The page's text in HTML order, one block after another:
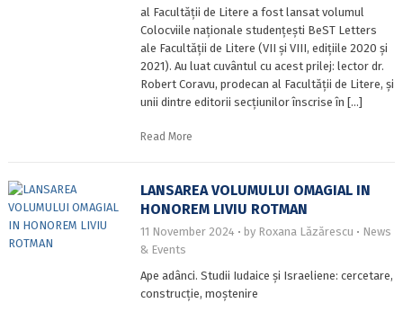
al Facultății de Litere a fost lansat volumul
Colocviile naționale studențești BeST Letters
ale Facultății de Litere (VII și VIII, edițiile 2020 și
2021). Au luat cuvântul cu acest prilej: lector dr.
Robert Coravu, prodecan al Facultății de Litere, și
unii dintre editorii secțiunilor înscrise în […]
Read More
LANSAREA VOLUMULUI OMAGIAL IN
HONOREM LIVIU ROTMAN
11 November 2024 by Roxana Lăzărescu
News
& Events
Ape adânci. Studii Iudaice și Israeliene: cercetare,
construcție, moștenire